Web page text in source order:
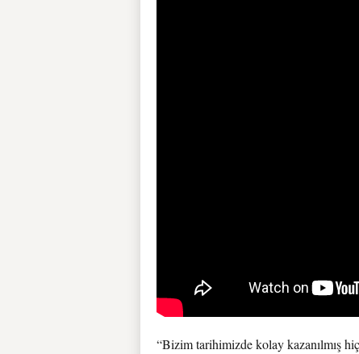
“Bizim tarihimizde kolay kazanılmış